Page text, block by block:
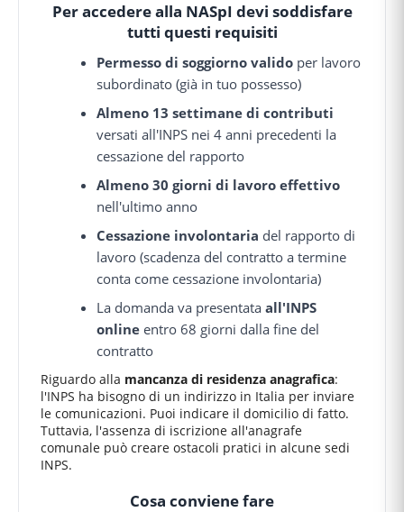
Per accedere alla NASpI devi soddisfare
tutti questi requisiti
Permesso di soggiorno valido per lavoro
subordinato (già in tuo possesso)
Almeno 13 settimane di contributi
versati all'INPS nei 4 anni precedenti la
cessazione del rapporto
Almeno 30 giorni di lavoro effettivo
nell'ultimo anno
Cessazione involontaria del rapporto di
lavoro (scadenza del contratto a termine
conta come cessazione involontaria)
La domanda va presentataall'INPS
online entro 68 giorni dalla fine del
contratto
Riguardo alla mancanza di residenza anagrafica:
l'INPS ha bisogno di un indirizzo in Italia per inviare
le comunicazioni. Puoi indicare il domicilio di fatto.
Tuttavia, l'assenza di iscrizione all'anagrafe
comunale può creare ostacoli pratici in alcune sedi
INPS.
Cosa conviene fare